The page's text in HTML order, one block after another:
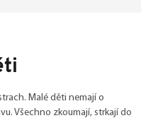
Malé děti nemají o
Všechno zkoumají, strkají do